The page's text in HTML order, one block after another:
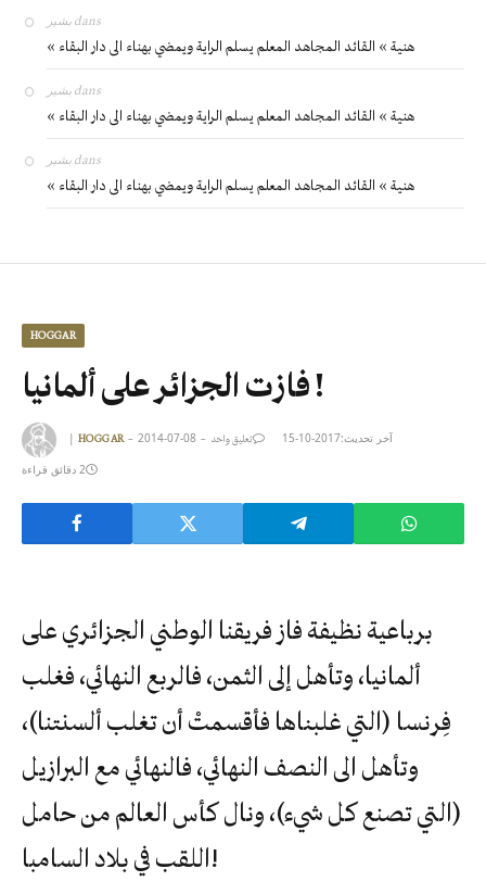
بشير dans
« هنية » القائد المجاهد المعلم يسلم الراية ويمضي بهناء الى دار البقاء
بشير dans
« هنية » القائد المجاهد المعلم يسلم الراية ويمضي بهناء الى دار البقاء
بشير dans
« هنية » القائد المجاهد المعلم يسلم الراية ويمضي بهناء الى دار البقاء
HOGGAR
فازت الجزائر على ألمانيا !
| HOGGAR 2014-07-08 آخر تحديث:2017-10-15 تعليق واحد
2 دقائق قراءة
برباعية نظيفة فاز فريقنا الوطني الجزائري على
ألمانيا، وتأهل إلى الثمن، فالربع النهائي، فغلب
فِرنسا (التي غلبناها فأقسمتْ أن تغلب ألسنتنا)،
وتأهل الى النصف النهائي، فالنهائي مع البرازيل
(التي تصنع كل شيء)، ونال كأس العالم من حامل
اللقب في بلاد السامبا!